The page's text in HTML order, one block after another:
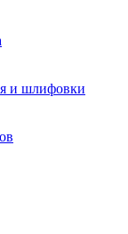
и шлифовки